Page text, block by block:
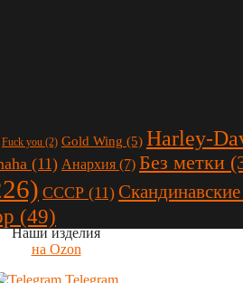
Fuck you (2) Gold Wing (5) Harley-
(11) Анархия (7) Без метки
СССР (11) Скандинавские
(49)
Наши изделия
на Ozon
Telegram